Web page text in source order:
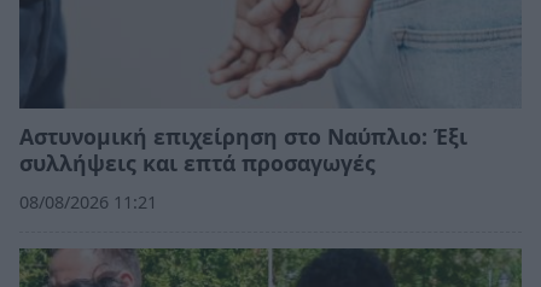
Αστυνομική επιχείρηση στο Ναύπλιο: Έξι
συλλήψεις και επτά προσαγωγές
08/08/2026 11:21